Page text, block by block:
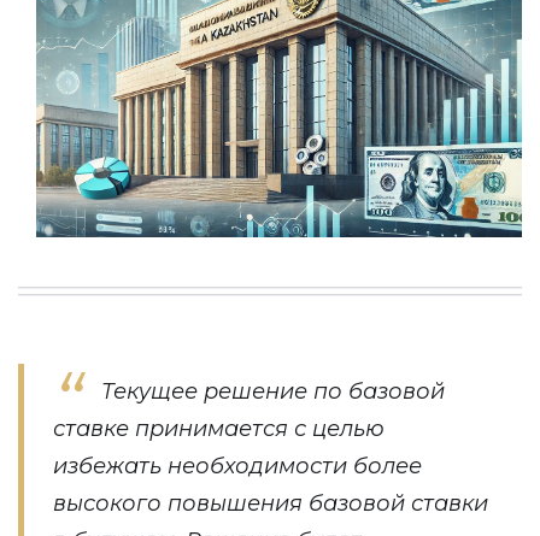
Текущее решение по базовой
ставке принимается с целью
избежать необходимости более
высокого повышения базовой ставки